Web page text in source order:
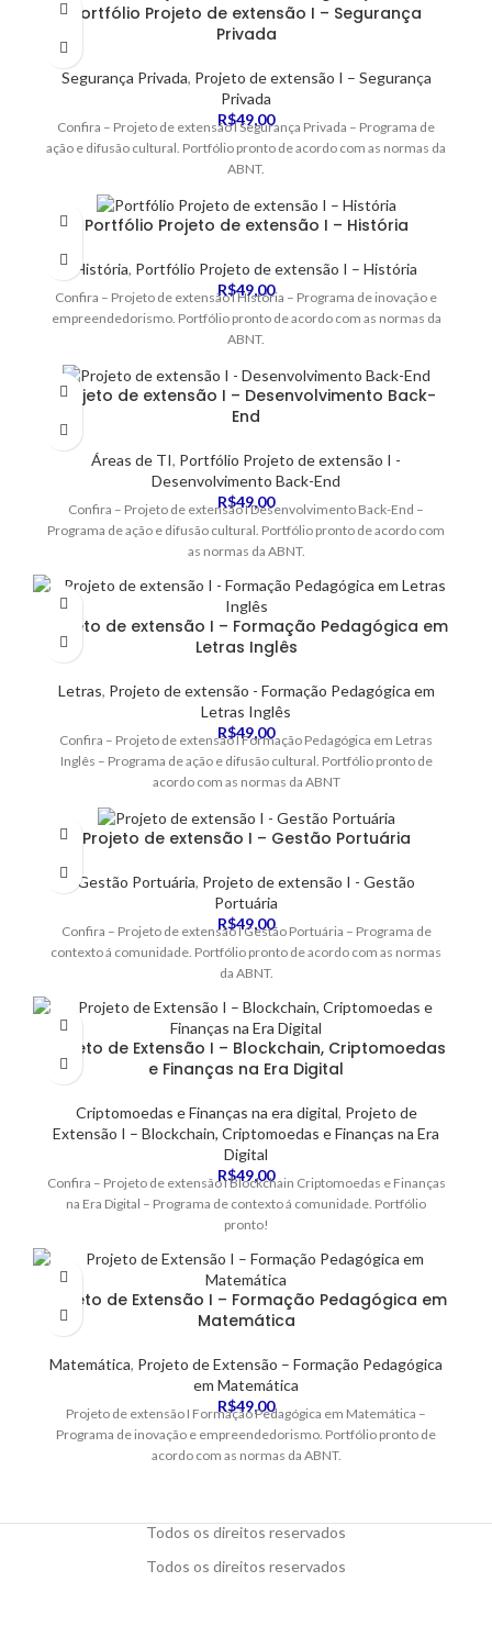
Portfólio Projeto de extensão I – Segurança
Privada
Segurança Privada, Projeto de extensão I – Segurança
Privada
R$49,00
Confira – Projeto de extensão I Segurança Privada – Programa de
ação e difusão cultural. Portfólio pronto de acordo com as normas da
ABNT.
Portfólio Projeto de extensão I – História
História, Portfólio Projeto de extensão I – História
R$49,00
Confira – Projeto de extensão I História – Programa de inovação e
empreendedorismo. Portfólio pronto de acordo com as normas da
ABNT.
Projeto de extensão I – Desenvolvimento Back-
End
Áreas de TI, Portfólio Projeto de extensão I -
Desenvolvimento Back-End
R$49,00
Confira – Projeto de extensão I Desenvolvimento Back-End –
Programa de ação e difusão cultural. Portfólio pronto de acordo com
as normas da ABNT.
Projeto de extensão I – Formação Pedagógica em
Letras Inglês
Letras, Projeto de extensão - Formação Pedagógica em
Letras Inglês
R$49,00
Confira – Projeto de extensão I Formação Pedagógica em Letras
Inglês – Programa de ação e difusão cultural. Portfólio pronto de
acordo com as normas da ABNT
Projeto de extensão I – Gestão Portuária
Gestão Portuária, Projeto de extensão I - Gestão
Portuária
R$49,00
Confira – Projeto de extensão I Gestão Portuária – Programa de
contexto á comunidade. Portfólio pronto de acordo com as normas
da ABNT.
Projeto de Extensão I – Blockchain, Criptomoedas
e Finanças na Era Digital
Criptomoedas e Finanças na era digital, Projeto de
Extensão I – Blockchain, Criptomoedas e Finanças na Era
Digital
R$49,00
Confira – Projeto de extensão I Blockchain Criptomoedas e Finanças
na Era Digital – Programa de contexto á comunidade. Portfólio
pronto!
Projeto de Extensão I – Formação Pedagógica em
Matemática
Matemática, Projeto de Extensão – Formação Pedagógica
em Matemática
R$49,00
Projeto de extensão I Formação Pedagógica em Matemática –
Programa de inovação e empreendedorismo. Portfólio pronto de
acordo com as normas da ABNT.
Todos os direitos reservados
Todos os direitos reservados